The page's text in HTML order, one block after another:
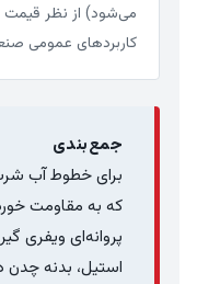
می‌شود) از نظر قیمت
کاربردهای عمومی
جمع‌بندی
که به مقاومت
پروانه‌ای ویفری